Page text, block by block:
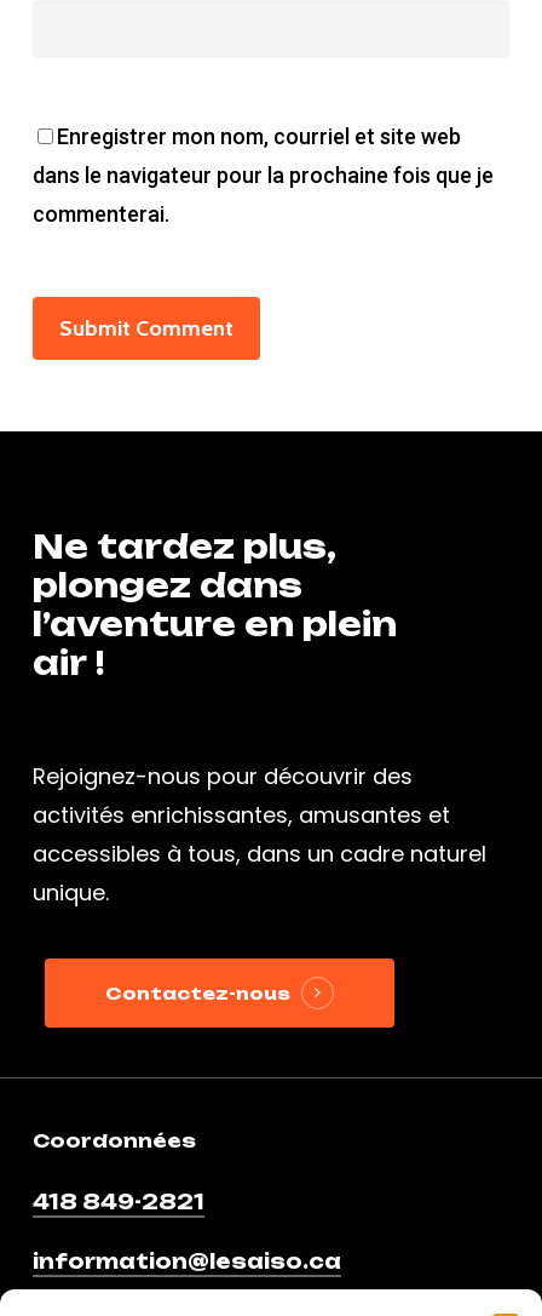
Enregistrer mon nom, courriel et site web
dans le navigateur pour la prochaine fois que je
commenterai.
Ne tardez plus,
plongez dans
l’aventure en plein
air !
Rejoignez-nous pour découvrir des
activités enrichissantes, amusantes et
accessibles à tous, dans un cadre naturel
unique.
Contactez-nous
Coordonnées
418 849-2821
information@lesaiso.ca